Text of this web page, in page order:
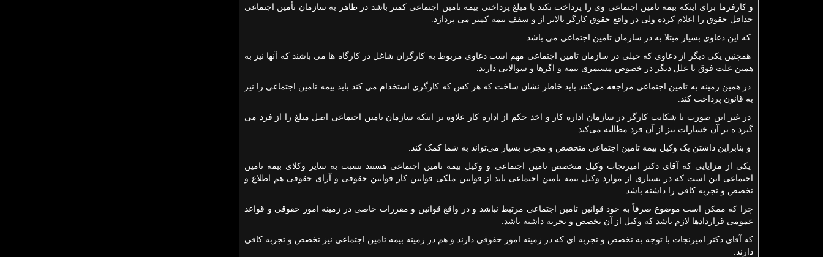
و کارفرما برای اینکه بیمه تامین اجتماعی وی را پرداخت نکند یا مبلغ پرداختی بیمه تامین اجتماعی کمتر باشد در ظاهر به سازمان تأمین اجتماعی
حداقل حقوق را اعلام کرده ولی در واقع حقوق کارگر بالاتر از و سقف بیمه کمتر می پردازد.
که این دعاوی بسیار مبتلا به در سازمان تامین اجتماعی می باشد.
همچنین یکی دیگر از دعاوی که خیلی در سازمان تامین اجتماعی مهم است دعاوی مربوط به کارگران شاغل در کارگاه ها می باشند که آنها نیز به
همین علت فوق یا علل دیگر در خصوص مستمری بیمه و اگرها و سوالاتی دارند.
در همین زمینه به تامین اجتماعی مراجعه می‌کنند باید خاطر نشان ساخت که هر کس که کارگری استخدام می کند باید بیمه تامین اجتماعی را نیز
به قانون پرداخت کند.
در غیر این صورت با شکایت کارگر در سازمان اداره کار و اخذ حکم از اداره کار علاوه بر اینکه سازمان تامین اجتماعی اصل مبلغ را از فرد می
گیرد ه بر آن خسارات نیز از آن فرد مطالبه می‌کند.
و بنابراین داشتن یک وکیل بیمه تامین اجتماعی متخصص و مجرب بسیار می‌تواند به شما کمک کند.
یکی از مزایایی که آقای دکتر امیرنجات وکیل متخصص تامین اجتماعی و وکیل بیمه تامین اجتماعی هستند نسبت به سایر وکلای بیمه تامین
اجتماعی این است که در بسیاری از موارد وکیل بیمه تامین اجتماعی باید از قوانین ملکی قوانین کار قوانین حقوقی و آرای حقوقی هم اطلاع و
تخصص و تجربه کافی را داشته باشد.
چرا که ممکن است موضوع صرفاً به خود قوانین تامین اجتماعی مرتبط نباشد و در واقع قوانین و مقررات خاصی در زمینه امور حقوقی و قواعد
عمومی قراردادها لازم باشد که وکیل از آن تخصص و تجربه داشته باشد.
که آقای دکتر امیرنجات با توجه به تخصص و تجربه ای که در زمینه امور حقوقی دارند و هم در زمینه بیمه تامین اجتماعی نیز تخصص و تجربه کافی
دارند.